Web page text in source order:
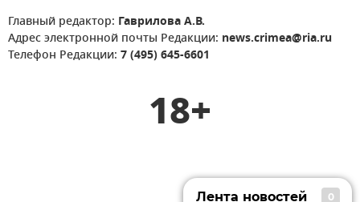
Главный редактор: Гаврилова А.В.
Адрес электронной почты Редакции: news.crimea@ria.ru
Телефон Редакции: 7 (495) 645-6601
18+
Лента новостей 0